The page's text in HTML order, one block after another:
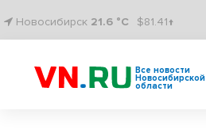
Новосибирск 21.6 °C $81.41↑
Все новости
Новосибирской
области